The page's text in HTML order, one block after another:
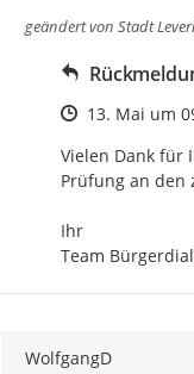
geändert von Stadt
Zeitpunkt des
13. Mai um
Vielen Dank für
Prüfung an den
Ihr
Team
WolfgangD